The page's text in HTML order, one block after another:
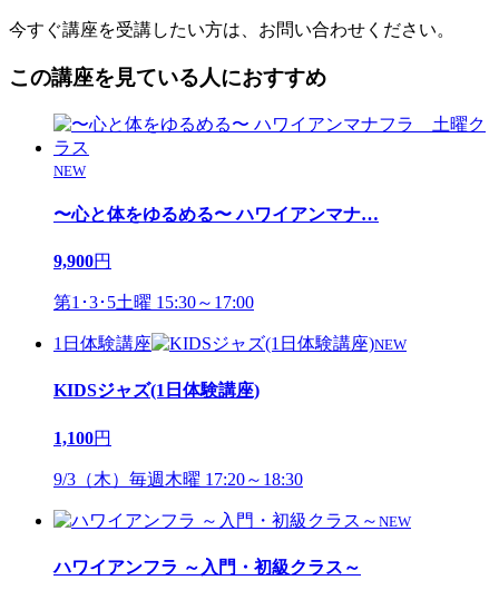
今すぐ講座を受講したい方は、お問い合わせください。
この講座を見ている人におすすめ
NEW
〜心と体をゆるめる〜 ハワイアンマナ…
9,900円
第1･3･5土曜 15:30～17:00
1日体験講座 NEW
KIDSジャズ(1日体験講座)
1,100円
9/3（木）毎週木曜 17:20～18:30
NEW
ハワイアンフラ ～入門・初級クラス～